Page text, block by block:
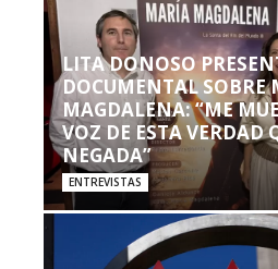
LITA DONOSO
DOCUMENTAL SOBRE
MAGDALENA: “ME
VOZ DE ESTA VERDAD
NEGADA”
ENTREVISTAS